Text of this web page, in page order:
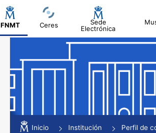
FNMT Ceres
Sede
Electrónica
Mostrar/Ocultar
Mostrar/Ocultar
Inicio Institución Perfil de